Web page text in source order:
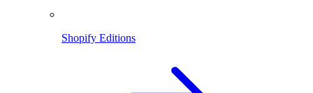
Shopify Editions